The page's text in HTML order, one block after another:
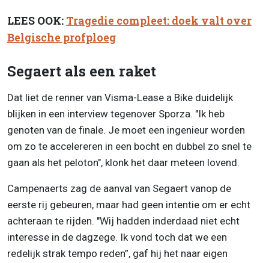
LEES OOK: Tragedie compleet: doek valt over
Belgische profploeg
Segaert als een raket
Dat liet de renner van Visma-Lease a Bike duidelijk
blijken in een interview tegenover Sporza. "Ik heb
genoten van de finale. Je moet een ingenieur worden
om zo te accelereren in een bocht en dubbel zo snel te
gaan als het peloton", klonk het daar meteen lovend.
Campenaerts zag de aanval van Segaert vanop de
eerste rij gebeuren, maar had geen intentie om er echt
achteraan te rijden. "Wij hadden inderdaad niet echt
interesse in de dagzege. Ik vond toch dat we een
redelijk strak tempo reden”, gaf hij het naar eigen